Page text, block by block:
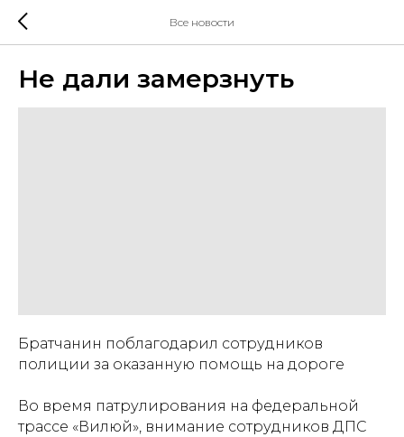
Все новости
Не дали замерзнуть
Братчанин поблагодарил сотрудников
полиции за оказанную помощь на дороге
Во время патрулирования на федеральной
трассе «Вилюй», внимание сотрудников ДПС